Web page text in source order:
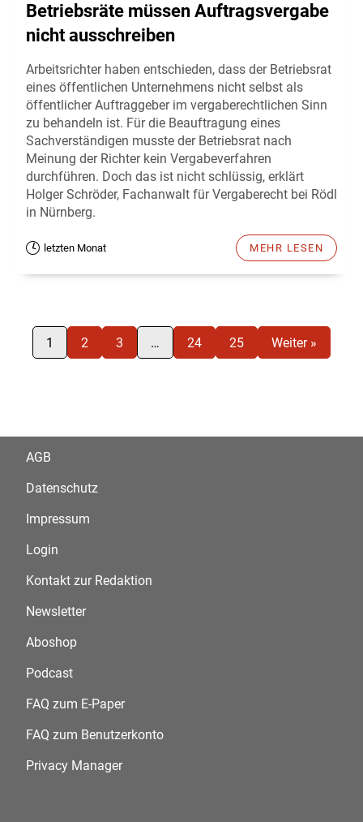
Betriebsräte müssen Auftragsvergabe
nicht ausschreiben
Arbeitsrichter haben entschieden, dass der Betriebsrat
eines öffentlichen Unternehmens nicht selbst als
öffentlicher Auftraggeber im vergaberechtlichen Sinn
zu behandeln ist. Für die Beauftragung eines
Sachverständigen musste der Betriebsrat nach
Meinung der Richter kein Vergabeverfahren
durchführen. Doch das ist nicht schlüssig, erklärt
Holger Schröder, Fachanwalt für Vergaberecht bei Rödl
in Nürnberg.
letzten Monat MEHR LESEN
1 2 3 … 24 25 Weiter »
AGB
Datenschutz
Impressum
Login
Kontakt zur Redaktion
Newsletter
Aboshop
Podcast
FAQ zum E-Paper
FAQ zum Benutzerkonto
Privacy Manager